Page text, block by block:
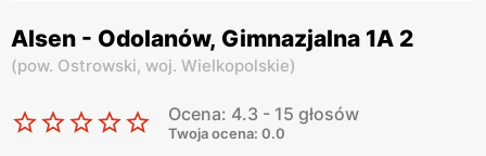
Alsen - Odolanów, Gimnazjalna 1A 2
(pow. Ostrowski, woj. Wielkopolskie)
Ocena: 4.3 - 15 głosów
Twoja ocena: 0.0